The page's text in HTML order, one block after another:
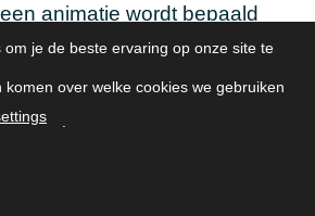
animatie wordt bepaald
factoren. Dit is bij bijna
zo. We zetten
prijsfactoren
je de beste ervaring op onze site te
over welke cookies we gebruiken
.